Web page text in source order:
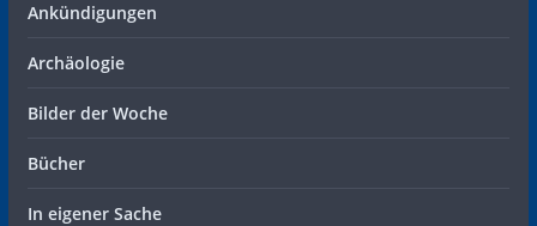
Ankündigungen
Archäologie
Bilder der Woche
Bücher
In eigener Sache